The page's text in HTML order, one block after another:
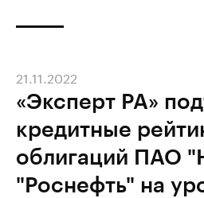
«Эксперт РА»
кредитные
облигаций ПАО
"Роснефть" на
21.11.2022